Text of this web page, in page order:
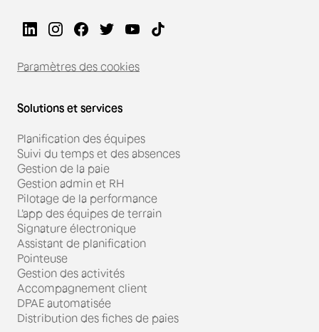
Paramètres des cookies
Solutions et services
Planification des équipes
Suivi du temps et des absences
Gestion de la paie
Gestion admin et RH
Pilotage de la performance
L'app des équipes de terrain
Signature électronique
Assistant de planification
Pointeuse
Gestion des activités
Accompagnement client
DPAE automatisée
Distribution des fiches de paies